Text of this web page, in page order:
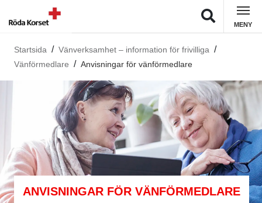
MENY
Startsida
Vänverksamhet – information för frivilliga
Vänförmedlare
Anvisningar för vänförmedlare
ANVISNINGAR FÖR VÄNFÖRMEDLARE